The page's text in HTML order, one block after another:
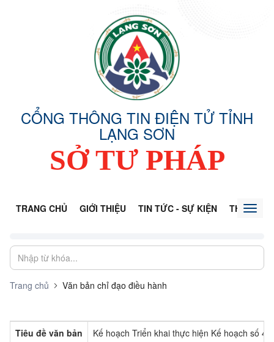
CỔNG THÔNG TIN ĐIỆN TỬ TỈNH
LẠNG SƠN
SỞ TƯ PHÁP
TRANG CHỦ GIỚI THIỆU TIN TỨC - SỰ KIỆN THÔNG
Trang chủ Văn bản chỉ đạo điều hành
Tiêu đề văn bản
Kế hoạch Triển khai thực hiện Kế hoạch số